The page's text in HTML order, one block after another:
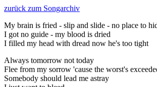
zurück zum Songarchiv
My brain is fried - slip and slide - no place to
I got no guide - my blood is dried
I filled my head with dread now he's too tight
Always tomorrow not today
Flee from my sorrow 'cause the worst's
Somebody should lead me astray